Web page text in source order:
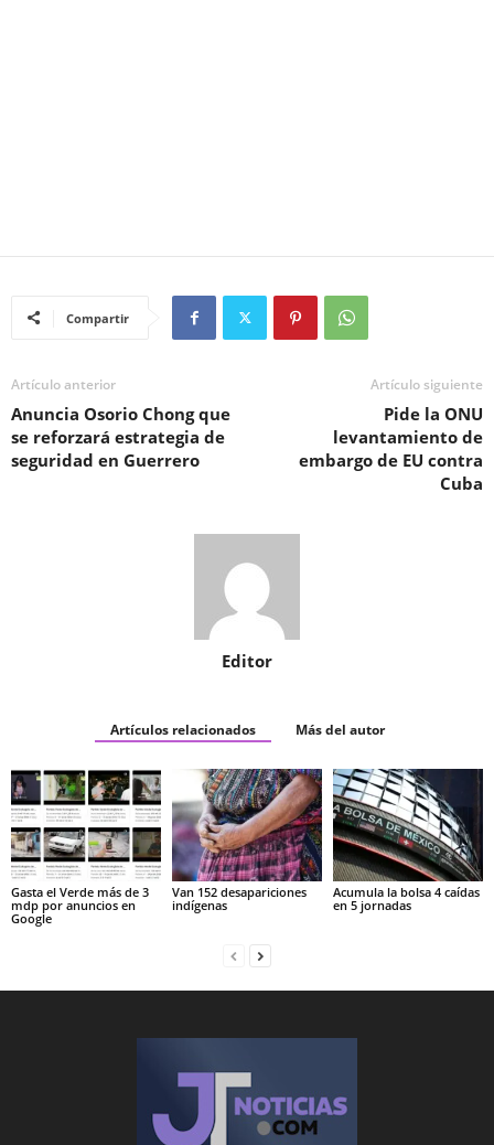
Compartir
Artículo anterior
Anuncia Osorio Chong que
se reforzará estrategia de
seguridad en Guerrero
Artículo siguiente
Pide la ONU
levantamiento de
embargo de EU contra
Cuba
Editor
Artículos relacionados Más del autor
Gasta el Verde más de 3
mdp por anuncios en
Google
Van 152 desapariciones
indígenas
Acumula la bolsa 4 caídas
en 5 jornadas